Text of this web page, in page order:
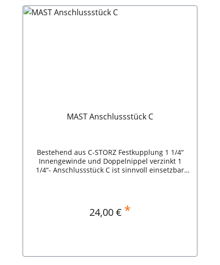
MAST Anschlussstück C
Bestehend aus C-STORZ Festkupplung 1 1/4“
Innengewinde und Doppelnippel verzinkt 1
1/4“- Anschlussstück C ist sinnvoll einsetzbar
aus der K3-Reihe, wahlweise zwischen
Anschlussstück C -oder- einem formstabilen
Regulärer Preis:
24,00 € *
In den Warenkorb